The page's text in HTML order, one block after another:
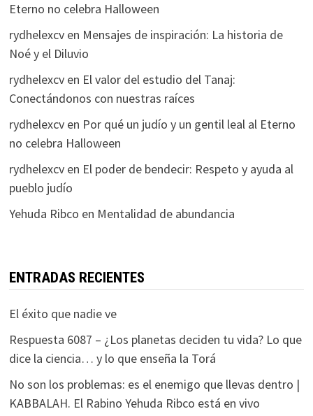
Eterno no celebra Halloween
rydhelexcven Mensajes de inspiración: La historia de
Noé y el Diluvio
rydhelexcven El valor del estudio del Tanaj:
Conectándonos con nuestras raíces
rydhelexcven Por qué un judío y un gentil leal al Eterno
no celebra Halloween
rydhelexcven El poder de bendecir: Respeto y ayuda al
pueblo judío
Yehuda Ribco en Mentalidad de abundancia
ENTRADAS RECIENTES
El éxito que nadie ve
Respuesta 6087 – ¿Los planetas deciden tu vida? Lo que
dice la ciencia… y lo que enseña la Torá
No son los problemas: es el enemigo que llevas dentro |
KABBALAH. El Rabino Yehuda Ribco está en vivo